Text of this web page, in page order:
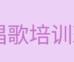
歌培